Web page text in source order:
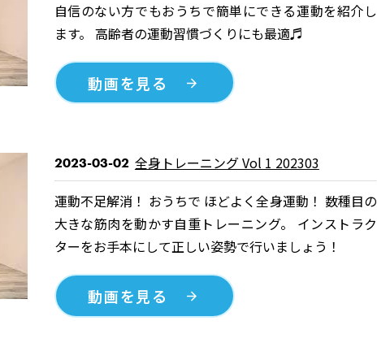
自信のない方でもおうちで簡単にできる運動を紹介し
ます。 高齢者の運動習慣づくりにも最適♬
動画を見る
2023-03-02 全身トレーニング Vol 1 202303
運動不足解消！ おうちで ほどよく全身運動！ 数種目の
大きな筋肉を動かす自重トレーニング。 インストラク
ターをお手本にして正しい姿勢で行いましょう！
動画を見る